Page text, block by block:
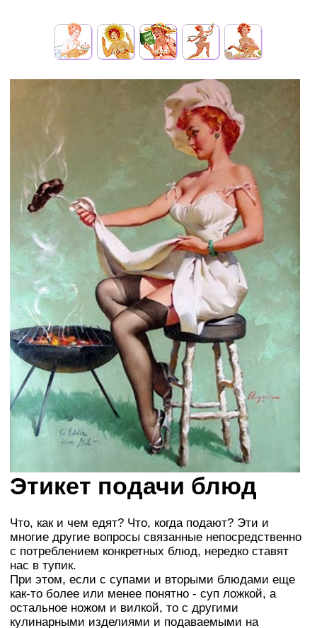
Этикет подачи блюд
Что, как и чем едят? Что, когда подают? Эти и
многие другие вопросы связанные непосредственно
с потреблением конкретных блюд, нередко ставят
нас в тупик.
При этом, если с супами и вторыми блюдами еще
как-то более или менее понятно - суп ложкой, а
остальное ножом и вилкой, то с другими
кулинарными изделиями и подаваемыми на